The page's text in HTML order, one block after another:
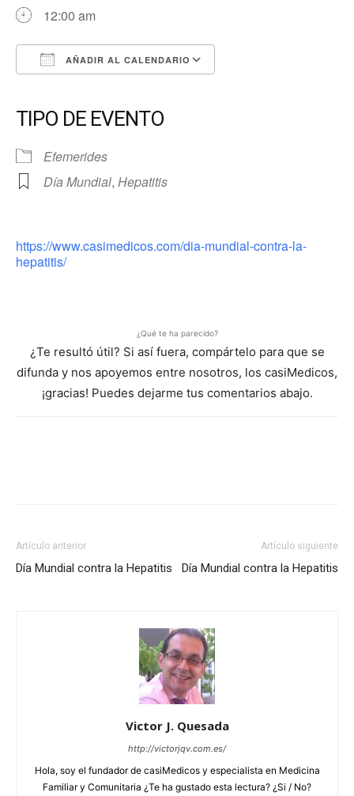
12:00 am
AÑADIR AL CALENDARIO
TIPO DE EVENTO
Efemerides
Día Mundial, Hepatitis
https://www.casimedicos.com/dia-mundial-contra-la-
hepatitis/
¿Qué te ha parecido?
¿Te resultó útil? Si así fuera, compártelo para que se
difunda y nos apoyemos entre nosotros, los casiMedicos,
¡gracias! Puedes dejarme tus comentarios abajo.
Artículo anterior
Día Mundial contra la Hepatitis
Artículo siguiente
Día Mundial contra la Hepatitis
Victor J. Quesada
http://victorjqv.com.es/
Hola, soy el fundador de casiMedicos y especialista en Medicina
Familiar y Comunitaria ¿Te ha gustado esta lectura? ¿Si / No?